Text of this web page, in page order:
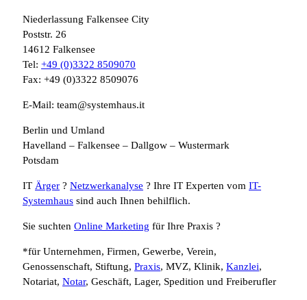
Niederlassung Falkensee City
Poststr. 26
14612 Falkensee
Tel: +49 (0)3322 8509070
Fax: +49 (0)3322 8509076
E-Mail: team@systemhaus.it
Berlin und Umland
Havelland – Falkensee – Dallgow – Wustermark
Potsdam
IT Ärger ? Netzwerkanalyse ? Ihre IT Experten vom IT-
Systemhaus sind auch Ihnen behilflich.
Sie suchten Online Marketing für Ihre Praxis ?
*für Unternehmen, Firmen, Gewerbe, Verein,
Genossenschaft, Stiftung, Praxis, MVZ, Klinik, Kanzlei,
Notariat, Notar, Geschäft, Lager, Spedition und Freiberufler